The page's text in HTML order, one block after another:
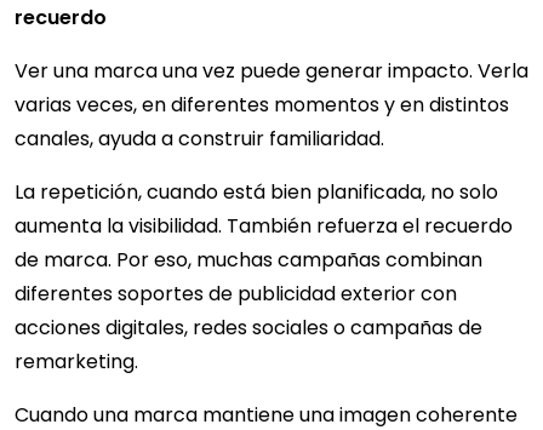
recuerdo
Ver una marca una vez puede generar impacto. Verla
varias veces, en diferentes momentos y en distintos
canales, ayuda a construir familiaridad.
La repetición, cuando está bien planificada, no solo
aumenta la visibilidad. También refuerza el recuerdo
de marca. Por eso, muchas campañas combinan
diferentes soportes de publicidad exterior con
acciones digitales, redes sociales o campañas de
remarketing.
Cuando una marca mantiene una imagen coherente